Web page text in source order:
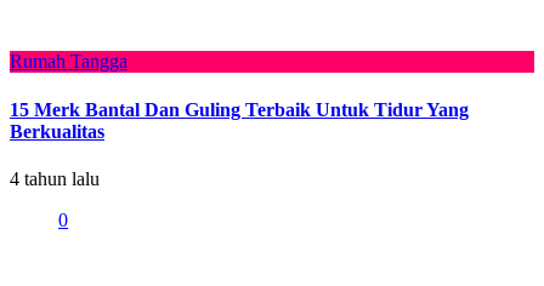
Rumah Tangga
15 Merk Bantal Dan Guling Terbaik Untuk Tidur Yang
Berkualitas
4 tahun lalu
0